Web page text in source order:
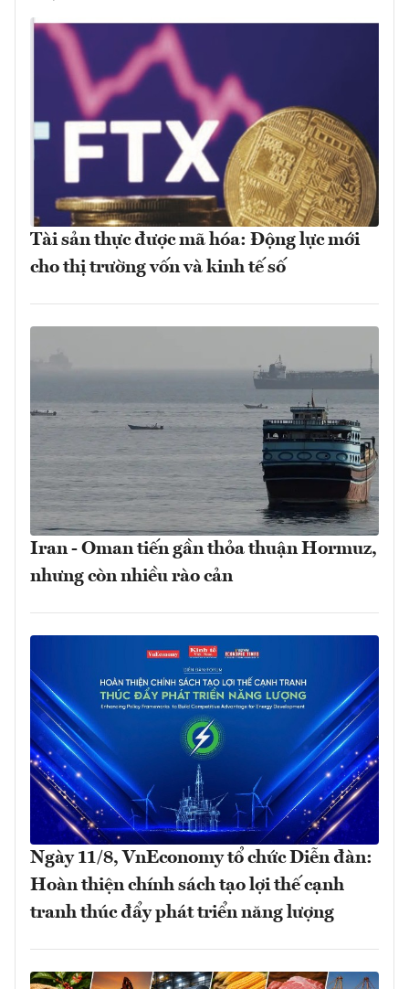
Tài sản thực được mã hóa: Động lực mới
cho thị trường vốn và kinh tế số
Iran - Oman tiến gần thỏa thuận Hormuz,
nhưng còn nhiều rào cản
Ngày 11/8, VnEconomy tổ chức Diễn đàn:
Hoàn thiện chính sách tạo lợi thế cạnh
tranh thúc đẩy phát triển năng lượng